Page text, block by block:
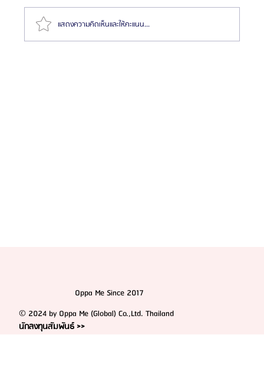
แสดงความคิดเห็นและให้คะแนน...
Oppa Me Since 2017
© 2024 by Oppa Me (Global) Co.,Ltd. Thailand
นักลงทุนสัมพันธ์ >>